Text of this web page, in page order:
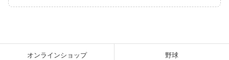
オンラインショップ 野球